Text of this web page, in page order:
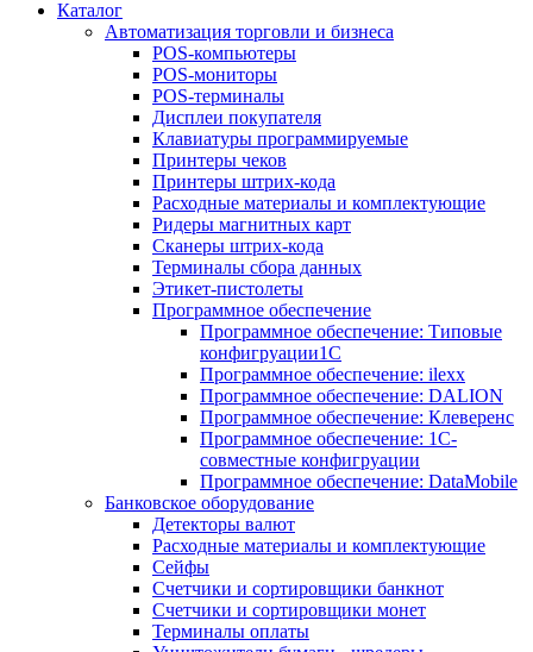
Каталог
Автоматизация торговли и бизнеса
POS-компьютеры
POS-мониторы
POS-терминалы
Дисплеи покупателя
Клавиатуры программируемые
Принтеры чеков
Принтеры штрих-кода
Расходные материалы и комплектующие
Ридеры магнитных карт
Сканеры штрих-кода
Терминалы сбора данных
Этикет-пистолеты
Программное обеспечение
Программное обеспечение: Типовые
конфигруации1С
Программное обеспечение: ilexx
Программное обеспечение: DALION
Программное обеспечение: Клеверенс
Программное обеспечение: 1С-
совместные конфигруации
Программное обеспечение: DataMobile
Банковское оборудование
Детекторы валют
Расходные материалы и комплектующие
Сейфы
Счетчики и сортировщики банкнот
Счетчики и сортировщики монет
Терминалы оплаты